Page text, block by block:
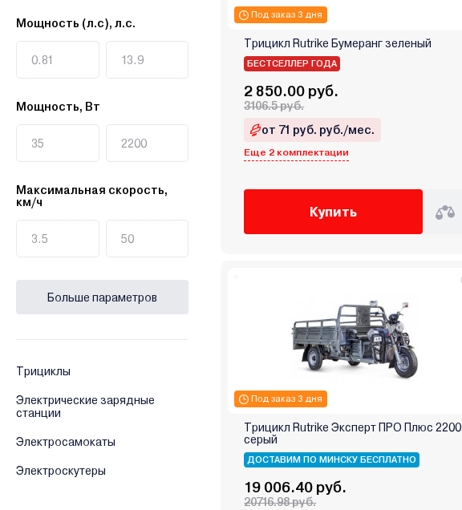
Мощность (л.с), л.с.
Мощность, Вт
Максимальная скорость,
км/ч
Больше параметров
Трициклы
Электрические зарядные
станции
Электросамокаты
Электроскутеры
Под заказ 3 дня
Трицикл Rutrike Бумеранг зеленый
БЕСТСЕЛЛЕР ГОДА
2 850.00 руб.
3106.5 руб.
от 71 руб. руб./мес.
Еще 2 комплектации
Купить
Под заказ 3 дня
Трицикл Rutrike Эксперт ПРО Плюс 2200
серый
ДОСТАВИМ ПО МИНСКУ БЕСПЛАТНО
19 006.40 руб.
20716.98 руб.